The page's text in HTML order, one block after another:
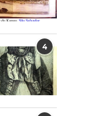
4